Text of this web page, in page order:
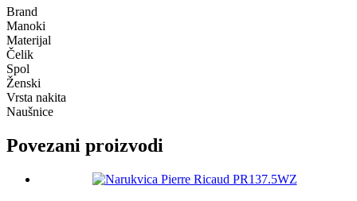
Brand
Manoki
Materijal
Čelik
Spol
Ženski
Vrsta nakita
Naušnice
Povezani proizvodi